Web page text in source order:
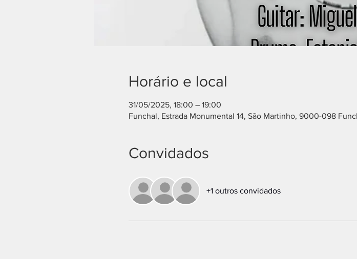
Horário e local
31/05/2025, 18:00 – 19:00
Funchal, Estrada Monumental 14, São Martinho, 9000-098
Convidados
+1 outros convidados